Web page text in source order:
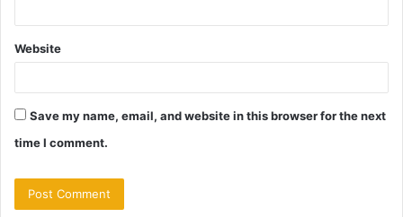
Website
Save my name, email, and website in this browser for the next
time I comment.